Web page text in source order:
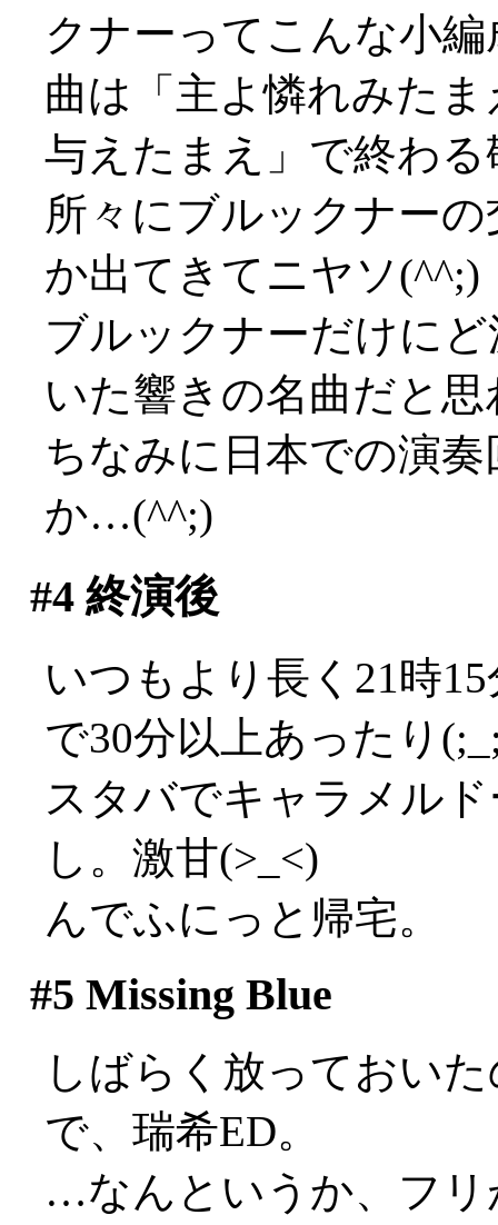
クナーってこんな小
曲は「主よ憐れみた
与えたまえ」で終わ
所々にブルックナー
か出てきてニヤソ(^^;)
ブルックナーだけに
いた響きの名曲だと
ちなみに日本での演
か…(^^;)
#4終演後
いつもより長く21時
で30分以上あったり
スタバでキャラメル
し。激甘(>_<)
んでふにっと帰宅。
#5 Missing Blue
しばらく放っておい
で、瑞希ED。
…なんというか、フリ